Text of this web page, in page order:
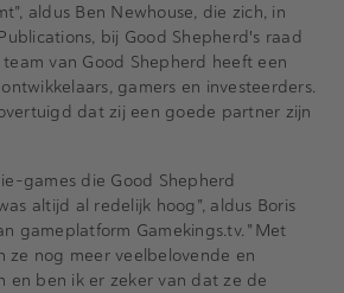
aldus Ben Newhouse, die zich, in
bij Good Shepherd's raad
van Good Shepherd heeft een
gamers en investeerders.
dat zij een goede partner zijn
games die Good Shepherd
altijd al redelijk hoog", aldus Boris
gameplatform Gamekings.tv. "Met
ze nog meer veelbelovende en
en ben ik er zeker van dat ze de